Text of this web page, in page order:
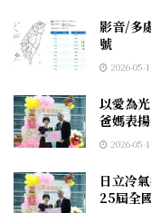
影音/多
號
2026-05-
以愛為
爸媽表
2026-05-
日立冷
25屆全